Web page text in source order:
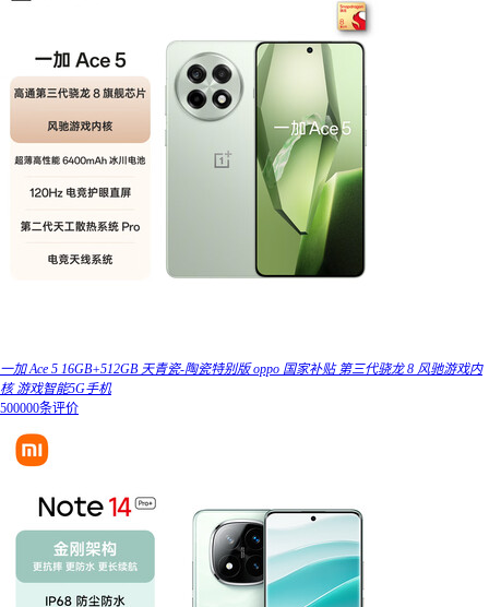
一加 Ace 5 16GB+512GB 天青瓷-陶瓷特别版 oppo 国家补贴 第三代骁龙 8 风驰游戏内
核 游戏智能5G手机
500000条评价